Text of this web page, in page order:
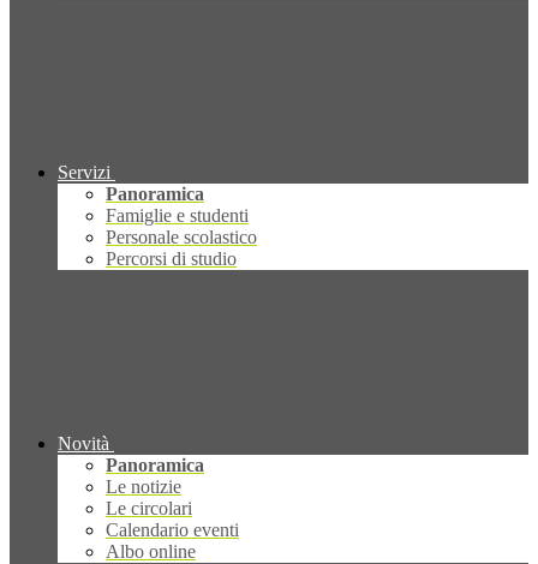
Servizi
Panoramica
Famiglie e studenti
Personale scolastico
Percorsi di studio
Novità
Panoramica
Le notizie
Le circolari
Calendario eventi
Albo online